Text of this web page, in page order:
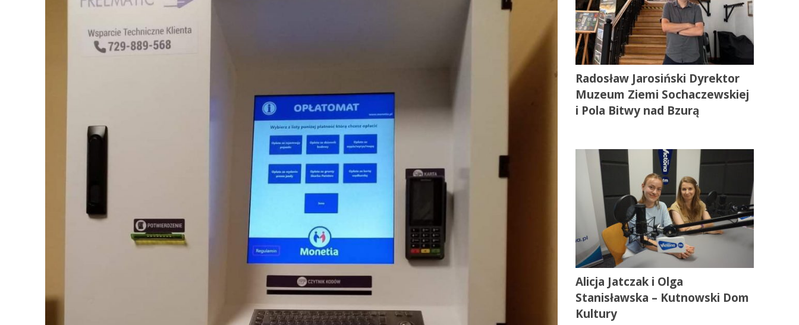
Radosław Jarosiński Dyrektor
Muzeum Ziemi Sochaczewskiej
i Pola Bitwy nad Bzurą
Alicja Jatczak i Olga
Stanisławska – Kutnowski Dom
Kultury